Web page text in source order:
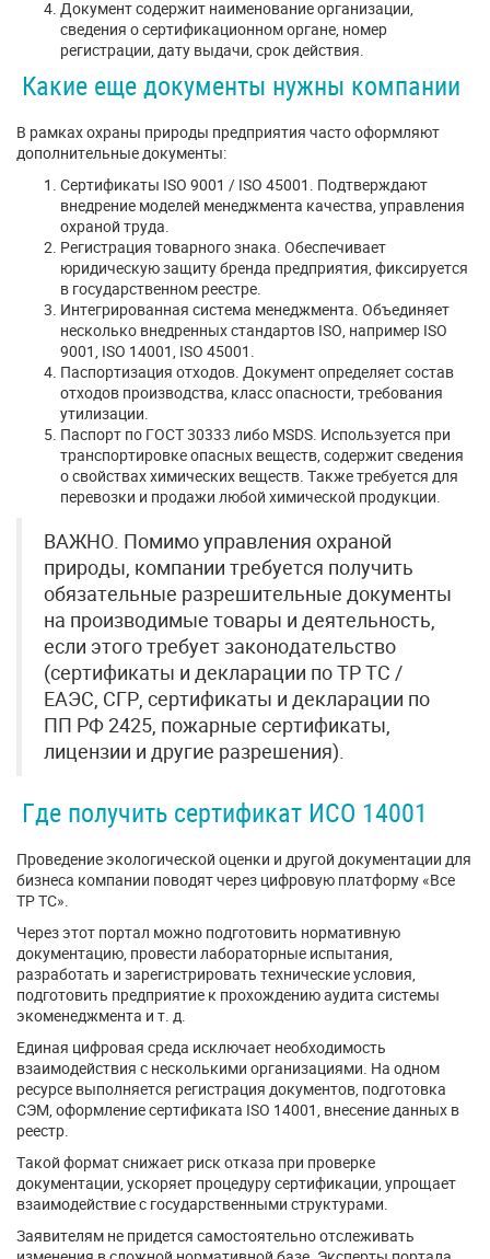
Документ содержит наименование организации,
сведения о сертификационном органе, номер
регистрации, дату выдачи, срок действия.
Какие еще документы нужны компании
В рамках охраны природы предприятия часто оформляют
дополнительные документы:
Сертификаты ISO 9001 / ISO 45001. Подтверждают
внедрение моделей менеджмента качества, управления
охраной труда.
Регистрация товарного знака. Обеспечивает
юридическую защиту бренда предприятия, фиксируется
в государственном реестре.
Интегрированная система менеджмента. Объединяет
несколько внедренных стандартов ISO, например ISO
9001, ISO 14001, ISO 45001.
Паспортизация отходов. Документ определяет состав
отходов производства, класс опасности, требования
утилизации.
Паспорт по ГОСТ 30333 либо MSDS. Используется при
транспортировке опасных веществ, содержит сведения
о свойствах химических веществ. Также требуется для
перевозки и продажи любой химической продукции.
ВАЖНО. Помимо управления охраной
природы, компании требуется получить
обязательные разрешительные документы
на производимые товары и деятельность,
если этого требует законодательство
(сертификаты и декларации по ТР ТС /
ЕАЭС, СГР, сертификаты и декларации по
ПП РФ 2425, пожарные сертификаты,
лицензии и другие разрешения).
Где получить сертификат ИСО 14001
Проведение экологической оценки и другой документации для
бизнеса компании поводят через цифровую платформу «Все
ТР ТС».
Через этот портал можно подготовить нормативную
документацию, провести лабораторные испытания,
разработать и зарегистрировать технические условия,
подготовить предприятие к прохождению аудита системы
экоменеджмента и т. д.
Единая цифровая среда исключает необходимость
взаимодействия с несколькими организациями. На одном
ресурсе выполняется регистрация документов, подготовка
СЭМ, оформление сертификата ISO 14001, внесение данных в
реестр.
Такой формат снижает риск отказа при проверке
документации, ускоряет процедуру сертификации, упрощает
взаимодействие с государственными структурами.
Заявителям не придется самостоятельно отслеживать